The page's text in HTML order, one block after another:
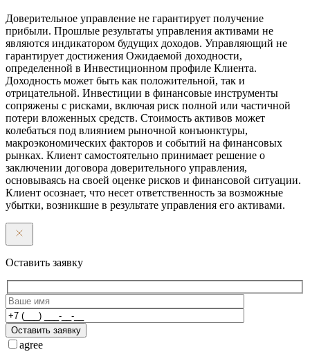
Доверительное управление не гарантирует получение
прибыли. Прошлые результаты управления активами не
являются индикатором будущих доходов. Управляющий не
гарантирует достижения Ожидаемой доходности,
определенной в Инвестиционном профиле Клиента.
Доходность может быть как положительной, так и
отрицательной. Инвестиции в финансовые инструменты
сопряжены с рисками, включая риск полной или частичной
потери вложенных средств. Стоимость активов может
колебаться под влиянием рыночной конъюнктуры,
макроэкономических факторов и событий на финансовых
рынках. Клиент самостоятельно принимает решение о
заключении договора доверительного управления,
основываясь на своей оценке рисков и финансовой ситуации.
Клиент осознает, что несет ответственность за возможные
убытки, возникшие в результате управления его активами.
Оставить заявку
Оставить заявку
agree